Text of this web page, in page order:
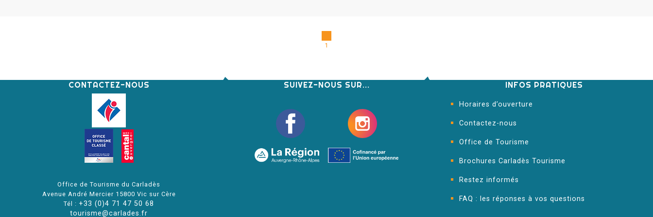
1
CONTACTEZ-NOUS
Office de Tourisme du Carladès
Avenue André Mercier 15800 Vic sur Cère
Tél : +33 (0)4 71 47 50 68
tourisme@carlades.fr
SUIVEZ-NOUS SUR... INFOS PRATIQUES
Horaires d’ouverture
Contactez-nous
Office de Tourisme
Brochures Carladès Tourisme
Restez informés
FAQ : les réponses à vos questions